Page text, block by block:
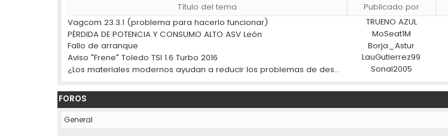
Título del tema Publicado por
Vagcom 23.3.1 (problema para hacerlo funcionar)
TRUENO AZUL
PÉRDIDA DE POTENCIA Y CONSUMO ALTO ASV León
MoSeat1M
Fallo de arranque
Borja_Astur
Aviso "Frene" Toledo TSI 1.6 Turbo 2016
LauGutierrez99
¿Los materiales modernos ayudan a reducir los problemas de desgaste en los coches?
Sonal2005
FOROS
General